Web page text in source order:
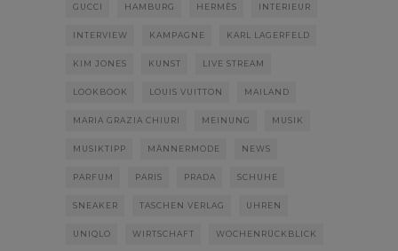
GUCCI HAMBURG HERMÈS INTERIEUR
INTERVIEW KAMPAGNE KARL LAGERFELD
KIM JONES KUNST LIVE STREAM
LOOKBOOK LOUIS VUITTON MAILAND
MARIA GRAZIA CHIURI MEINUNG MUSIK
MUSIKTIPP MÄNNERMODE NEWS
PARFUM PARIS PRADA SCHUHE
SNEAKER TASCHEN VERLAG UHREN
UNIQLO WIRTSCHAFT WOCHENRÜCKBLICK